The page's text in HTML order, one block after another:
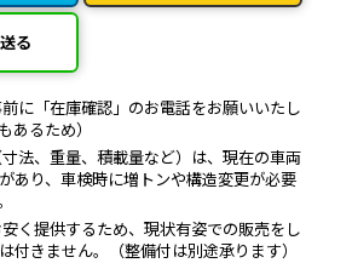
る
に「在庫確認」のお電話をお願いいたし
あるため）
法、重量、積載量など）は、現在の車両
あり、車検時に増トンや構造変更が必要
く提供するため、現状有姿での販売をし
付きません。（整備付は別途承ります）